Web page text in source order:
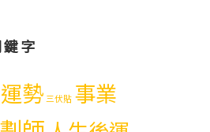
字
勢三伏貼 事業